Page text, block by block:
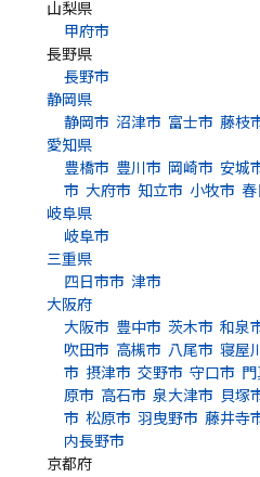
山梨県
甲府市
長野県
長野市
静岡県
静岡市 沼津市 富士市 藤枝
愛知県
豊橋市 豊川市 岡崎市 安城
市 大府市 知立市 小牧市
岐阜県
岐阜市
三重県
四日市市 津市
大阪府
大阪市 豊中市 茨木市 和泉
吹田市 高槻市 八尾市 寝屋
市 摂津市 交野市 守口市
原市 高石市 泉大津市 貝塚
市 松原市 羽曳野市 藤井寺
内長野市
京都府